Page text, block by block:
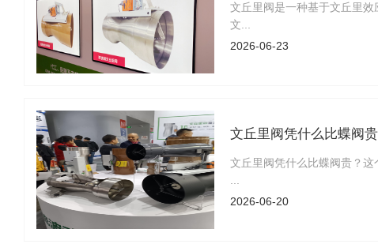
文丘里阀是一种基于文丘里
文...
2026-06-23
文丘里阀凭什么比蝶阀贵
文丘里阀凭什么比蝶阀贵？
2026-06-20